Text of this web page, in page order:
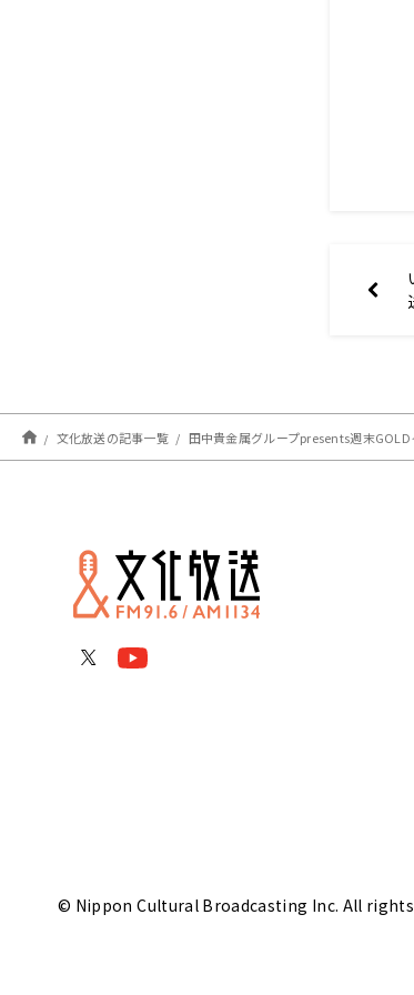
文化放送の記事一覧 田中貴金属グループpresents週末GOLD
© Nippon Cultural Broadcasting Inc. All rights